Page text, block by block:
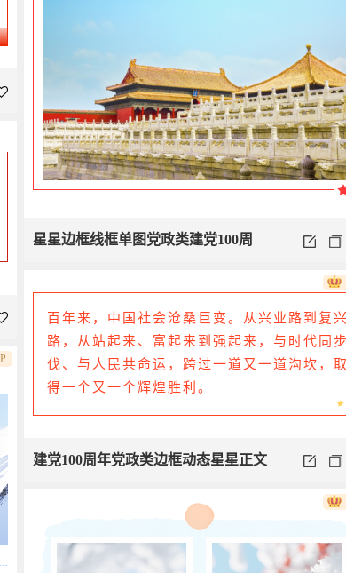
星星边框线框单图党政类建党100周
百年来，中国社会沧桑巨变。从兴业路到复兴
路，从站起来、富起来到强起来，与时代同步
伐、与人民共命运，跨过一道又一道沟坎，取
得一个又一个辉煌胜利。
建党100周年党政类边框动态星星正文